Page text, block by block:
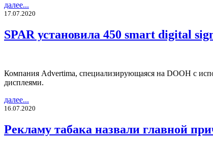
далее...
17.07.2020
SPAR установила 450 smart digital
Компания Advertima, специализирующаяся на DOOH с
дисплеями.
далее...
16.07.2020
Рекламу табака назвали главной